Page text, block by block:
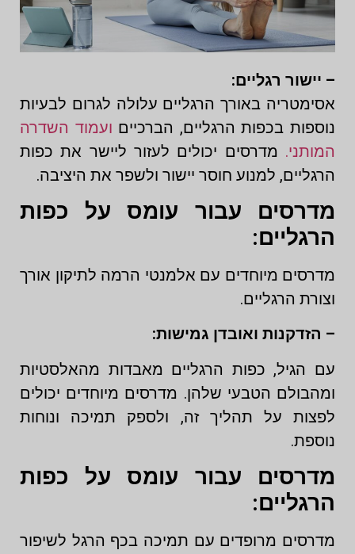
– יישור רגליים:
אסימטריה באורך הרגליים עלולה לגרום לבעיות
נוספות בכפות הרגליים, הברכיים ועמוד השדרה
המותני. מדרסים יכולים לעזור ליישר את כפות
הרגליים, למנוע חוסר יישור ולשפר את היציבה.
מדרסים עבור עומס על כפות
הרגליים:
מדרסים מיוחדים עם אלמנטי הרמה לתיקון אורך
וצורת הרגליים.
– הזדקנות ואובדן גמישות:
עם הגיל, כפות הרגליים מאבדות מהאלסטיות
ומהבולם הטבעי שלהן. מדרסים מיוחדים יכולים
לפצות על תהליך זה, ולספק תמיכה ונוחות
נוספת.
מדרסים עבור עומס על כפות
הרגליים:
מדרסים מרופדים עם תמיכה בכף הרגל לשיפור